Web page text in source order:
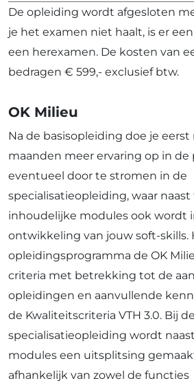
De opleiding wordt afgesloten
je het examen niet haalt, is er
een herexamen. De kosten van
bedragen € 599,- exclusief btw.
OK Milieu
Na de basisopleiding doe je
maanden meer ervaring op in de
eventueel door te stromen in de
specialisatieopleiding, waar
inhoudelijke modules ook wordt
ontwikkeling van jouw soft-skills.
opleidingsprogramma de OK
criteria met betrekking tot de
opleidingen en aanvullende
de Kwaliteitscriteria VTH 3.0. Bij de
specialisatieopleiding wordt
modules een uitsplitsing
afhankelijk van zowel de functies